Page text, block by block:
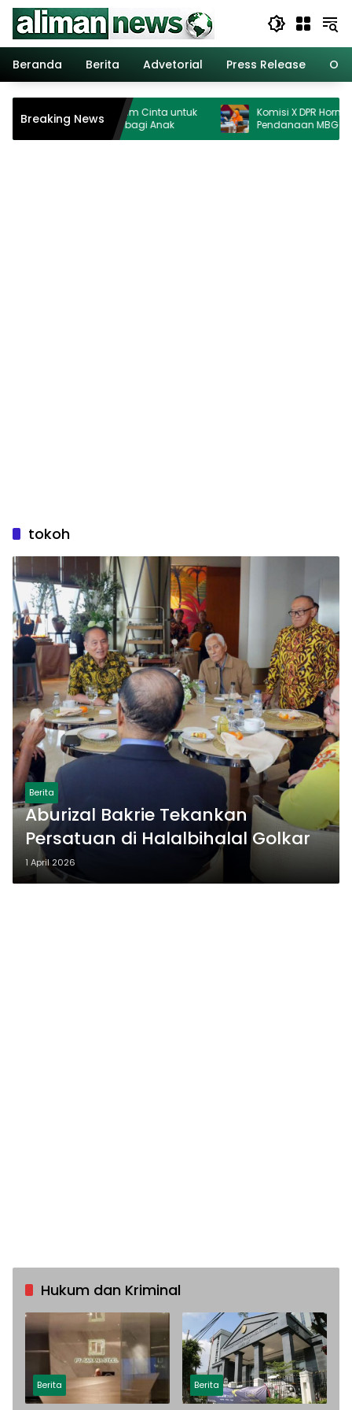
Langsung
konten
Beranda
Berita Advetorial Press Release
Breaking News
Perkuat Kurikulum Cinta untuk
Ruang Aman bagi Anak
Komisi X DPR Hormati
Pendanaan MBG
Ganggu Pendidikan
tokoh
Berita
Aburizal Bakrie Tekankan
Persatuan di Halalbihalal Golkar
1 April 2026
Hukum dan Kriminal
Berita Berita